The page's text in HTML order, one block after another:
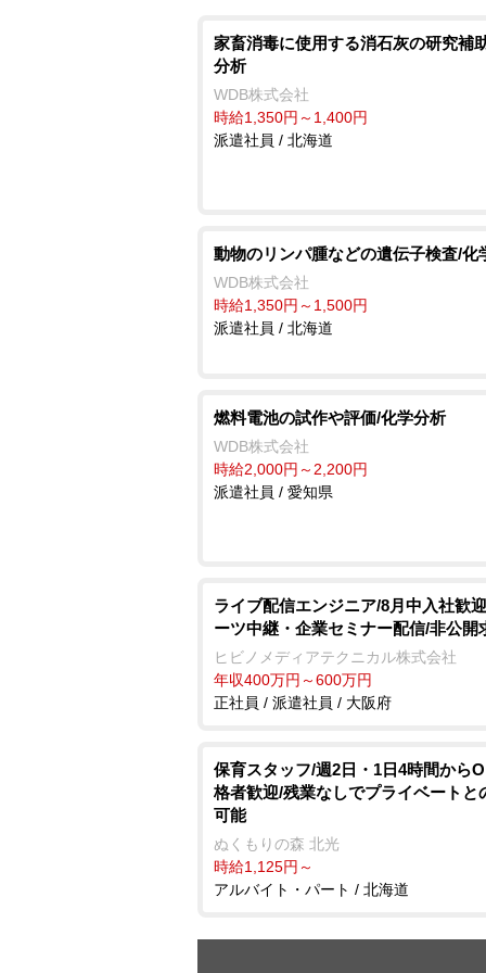
家畜消毒に使用する消石灰の研究補
分析
WDB株式会社
時給1,350円～1,400円
派遣社員 / 北海道
動物のリンパ腫などの遺伝子検査/化
WDB株式会社
時給1,350円～1,500円
派遣社員 / 北海道
燃料電池の試作や評価/化学分析
WDB株式会社
時給2,000円～2,200円
派遣社員 / 愛知県
ライブ配信エンジニア/8月中入社歓
ーツ中継・企業セミナー配信/非公開
ヒビノメディアテクニカル株式会社
年収400万円～600万円
正社員 / 派遣社員 / 大阪府
保育スタッフ/週2日・1日4時間から
格者歓迎/残業なしでプライベートと
可能
ぬくもりの森 北光
時給1,125円～
アルバイト・パート / 北海道